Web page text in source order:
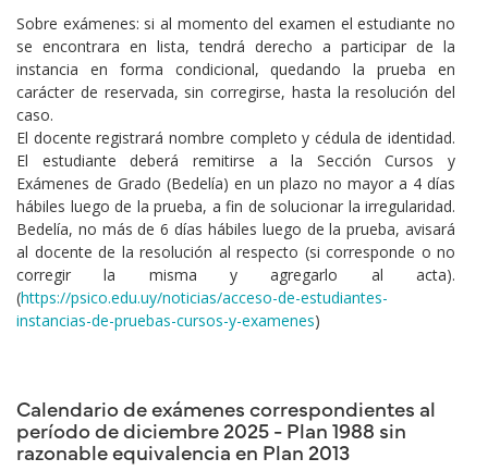
Sobre exámenes: si al momento del examen el estudiante no
se encontrara en lista, tendrá derecho a participar de la
instancia en forma condicional, quedando la prueba en
carácter de reservada, sin corregirse, hasta la resolución del
caso.
El docente registrará nombre completo y cédula de identidad.
El estudiante deberá remitirse a la Sección Cursos y
Exámenes de Grado (Bedelía) en un plazo no mayor a 4 días
hábiles luego de la prueba, a fin de solucionar la irregularidad.
Bedelía, no más de 6 días hábiles luego de la prueba, avisará
al docente de la resolución al respecto (si corresponde o no
corregir la misma y agregarlo al acta).
(https://psico.edu.uy/noticias/acceso-de-estudiantes-
instancias-de-pruebas-cursos-y-examenes)
Calendario de exámenes correspondientes al
período de diciembre 2025 - Plan 1988 sin
razonable equivalencia en Plan 2013